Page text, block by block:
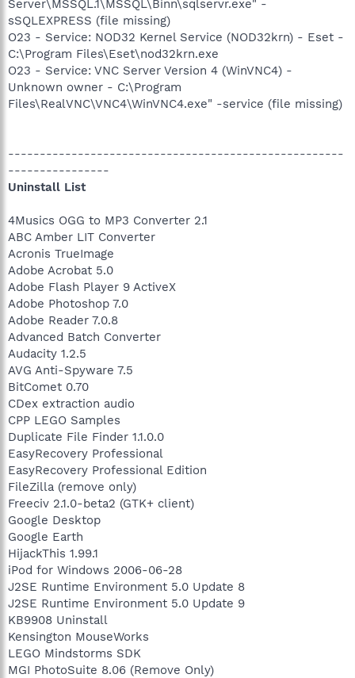
Server\MSSQL.1\MSSQL\Binn\sqlservr.exe" -
sSQLEXPRESS (file missing)
O23 - Service: NOD32 Kernel Service (NOD32krn) - Eset -
C:\Program Files\Eset\nod32krn.exe
O23 - Service: VNC Server Version 4 (WinVNC4) -
Unknown owner - C:\Program
Files\RealVNC\VNC4\WinVNC4.exe" -service (file missing)
-----------------------------------------------------
----------------
Uninstall List
4Musics OGG to MP3 Converter 2.1
ABC Amber LIT Converter
Acronis TrueImage
Adobe Acrobat 5.0
Adobe Flash Player 9 ActiveX
Adobe Photoshop 7.0
Adobe Reader 7.0.8
Advanced Batch Converter
Audacity 1.2.5
AVG Anti-Spyware 7.5
BitComet 0.70
CDex extraction audio
CPP LEGO Samples
Duplicate File Finder 1.1.0.0
EasyRecovery Professional
EasyRecovery Professional Edition
FileZilla (remove only)
Freeciv 2.1.0-beta2 (GTK+ client)
Google Desktop
Google Earth
HijackThis 1.99.1
iPod for Windows 2006-06-28
J2SE Runtime Environment 5.0 Update 8
J2SE Runtime Environment 5.0 Update 9
KB9908 Uninstall
Kensington MouseWorks
LEGO Mindstorms SDK
MGI PhotoSuite 8.06 (Remove Only)